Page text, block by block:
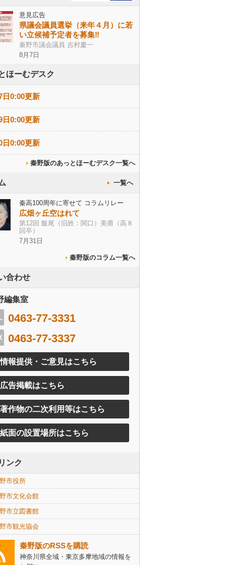
意見広告
県議会議員選挙（来年４月）に若
い立候補予定者を募集‼
秦野市議会議員 吉村慶一
8月7日
ほーむデスク
日0:00更新
日0:00更新
日0:00更新
秦野版のあっとほーむデスク一覧へ
一覧へ
秦高100周年に寄せて コラムリレー
広畑ヶ丘空はれて
第12回 飯尾（旧姓：関口）美甫（高８
回卒）
7月31日
秦野版のコラム一覧へ
合わせ
編集室
0463-77-3331
0463-77-3337
情報提供・ご意見はこちら
広告掲載はこちら
著作物の二次利用等はこちら
紙面の設置場所はこちら
ンク
市役所
市文化会館
市立図書館
市観光協会
秦野版のRSSを購読
神奈川県全域・東京多摩地域の情報を